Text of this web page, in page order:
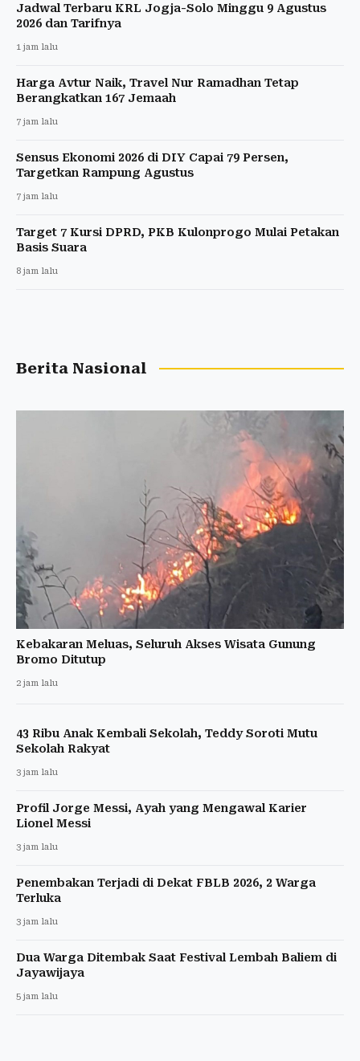
Jadwal Terbaru KRL Jogja-Solo Minggu 9 Agustus
2026 dan Tarifnya
1 jam lalu
Harga Avtur Naik, Travel Nur Ramadhan Tetap
Berangkatkan 167 Jemaah
7 jam lalu
Sensus Ekonomi 2026 di DIY Capai 79 Persen,
Targetkan Rampung Agustus
7 jam lalu
Target 7 Kursi DPRD, PKB Kulonprogo Mulai Petakan
Basis Suara
8 jam lalu
Berita Nasional
Kebakaran Meluas, Seluruh Akses Wisata Gunung
Bromo Ditutup
2 jam lalu
43 Ribu Anak Kembali Sekolah, Teddy Soroti Mutu
Sekolah Rakyat
3 jam lalu
Profil Jorge Messi, Ayah yang Mengawal Karier
Lionel Messi
3 jam lalu
Penembakan Terjadi di Dekat FBLB 2026, 2 Warga
Terluka
3 jam lalu
Dua Warga Ditembak Saat Festival Lembah Baliem di
Jayawijaya
5 jam lalu